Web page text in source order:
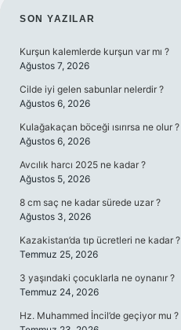
SIDEBAR
SON YAZILAR
Kurşun kalemlerde kurşun var mı ?
Ağustos 7, 2026
Cilde iyi gelen sabunlar nelerdir ?
Ağustos 6, 2026
Kulağakaçan böceği ısırırsa ne olur ?
Ağustos 6, 2026
Avcılık harcı 2025 ne kadar ?
Ağustos 5, 2026
8 cm saç ne kadar sürede uzar ?
Ağustos 3, 2026
Kazakistan’da tıp ücretleri ne kadar ?
Temmuz 25, 2026
3 yaşındaki çocuklarla ne oynanır ?
Temmuz 24, 2026
Hz. Muhammed İncil’de geçiyor mu ?